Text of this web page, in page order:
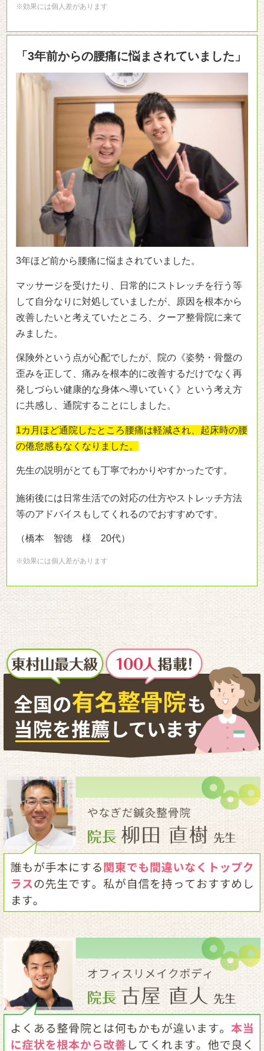
※効果には個人差があります
「3年前からの腰痛に悩まされていました」
3年ほど前から腰痛に悩まされていました。
マッサージを受けたり、日常的にストレッチを行う等
して自分なりに対処していましたが、原因を根本から
改善したいと考えていたところ、クーア整骨院に来て
みました。
保険外という点が心配でしたが、院の《姿勢・骨盤の
歪みを正して、痛みを根本的に改善するだけでなく再
発しづらい健康的な身体へ導いていく》という考え方
に共感し、通院することにしました。
1カ月ほど通院したところ腰痛は軽減され、起床時の腰
の倦怠感もなくなりました。
先生の説明がとても丁寧でわかりやすかったです。
施術後には日常生活での対応の仕方やストレッチ方法
等のアドバイスもしてくれるのでおすすめです。
（橋本 智徳 様 20代）
※効果には個人差があります